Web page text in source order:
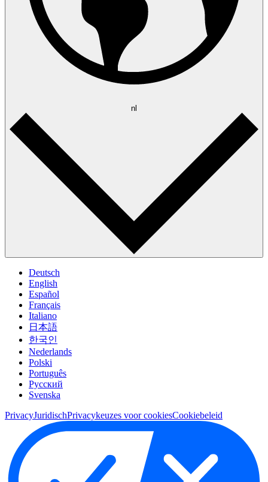
nl
Deutsch
English
Español
Français
Italiano
日本語
한국인
Nederlands
Polski
Português
Pусский
Svenska
PrivacyJuridischPrivacykeuzes voor cookiesCookiebeleid